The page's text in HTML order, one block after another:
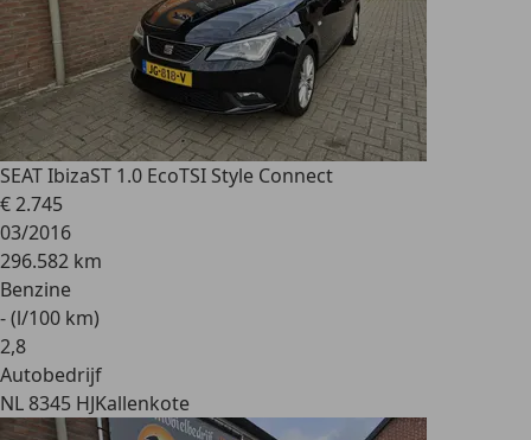
SEAT IbizaST 1.0 EcoTSI Style Connect
€ 2.745
03/2016
296.582 km
Benzine
- (l/100 km)
2,8
Autobedrijf
NL 8345 HJKallenkote